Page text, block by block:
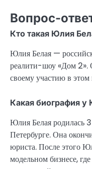
Вопрос-
Кто такая Юлия
Юлия Белая —
реалити-шоу «Дом 2».
своему участию в этом
Какая биография
Юлия Белая родилась
Петербурге. Она
юриста. После этого
модельном бизнесе,